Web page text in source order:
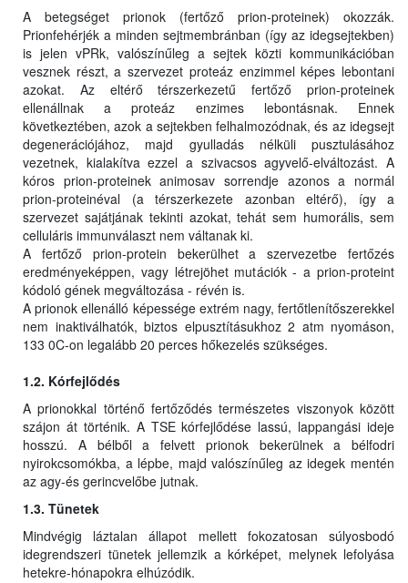
A betegséget prionok (fertőző prion-proteinek) okozzák.
Prionfehérjék a minden sejtmembránban (így az idegsejtekben)
is jelen vPRk, valószínűleg a sejtek közti kommunikációban
vesznek részt, a szervezet proteáz enzimmel képes lebontani
azokat. Az eltérő térszerkezetű fertőző prion-proteinek
ellenállnak a proteáz enzimes lebontásnak. Ennek
következtében, azok a sejtekben felhalmozódnak, és az idegsejt
degenerációjához, majd gyulladás nélküli pusztulásához
vezetnek, kialakítva ezzel a szivacsos agyvelő-elváltozást. A
kóros prion-proteinek animosav sorrendje azonos a normál
prion-proteinéval (a térszerkezete azonban eltérő), így a
szervezet sajátjának tekinti azokat, tehát sem humorális, sem
celluláris immunválaszt nem váltanak ki.
A fertőző prion-protein bekerülhet a szervezetbe fertőzés
eredményeképpen, vagy létrejöhet mutációk - a prion-proteint
kódoló gének megváltozása - révén is.
A prionok ellenálló képessége extrém nagy, fertőtlenítőszerekkel
nem inaktiválhatók, biztos elpusztításukhoz 2 atm nyomáson,
133 0C-on legalább 20 perces hőkezelés szükséges.
1.2. Kórfejlődés
A prionokkal történő fertőződés természetes viszonyok között
szájon át történik. A TSE kórfejlődése lassú, lappangási ideje
hosszú. A bélből a felvett prionok bekerülnek a bélfodri
nyirokcsomókba, a lépbe, majd valószínűleg az idegek mentén
az agy-és gerincvelőbe jutnak.
1.3. Tünetek
Mindvégig láztalan állapot mellett fokozatosan súlyosbodó
idegrendszeri tünetek jellemzik a kórképet, melynek lefolyása
hetekre-hónapokra elhúzódik.